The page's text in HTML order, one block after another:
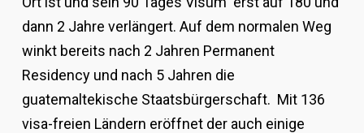
dann 2 Jahre verlängert. Auf dem normalen Weg
winkt bereits nach 2 Jahren Permanent
Residency und nach 5 Jahren die
guatemaltekische Staatsbürgerschaft. Mit 136
visa-freien Ländern eröffnet der auch einige